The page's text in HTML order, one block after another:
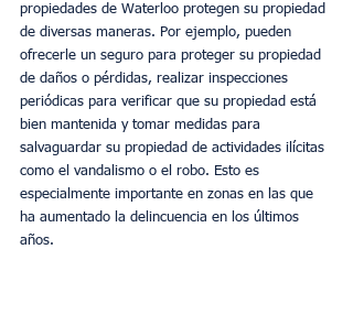
propiedades de Waterloo protegen su propiedad
de diversas maneras. Por ejemplo, pueden
ofrecerle un seguro para proteger su propiedad
de daños o pérdidas, realizar inspecciones
periódicas para verificar que su propiedad está
bien mantenida y tomar medidas para
salvaguardar su propiedad de actividades ilícitas
como el vandalismo o el robo. Esto es
especialmente importante en zonas en las que
ha aumentado la delincuencia en los últimos
años.